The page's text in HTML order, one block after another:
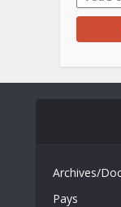
Archives/
Pays